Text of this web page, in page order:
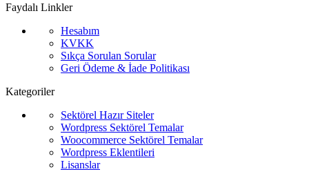
Faydalı Linkler
Hesabım
KVKK
Sıkça Sorulan Sorular
Geri Ödeme & İade Politikası
Kategoriler
Sektörel Hazır Siteler
Wordpress Sektörel Temalar
Woocommerce Sektörel Temalar
Wordpress Eklentileri
Lisanslar